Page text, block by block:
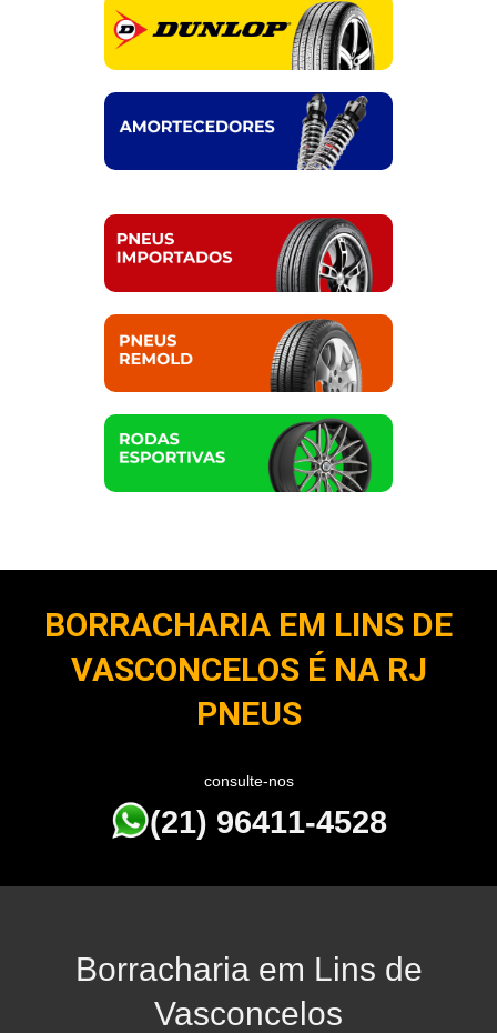
BORRACHARIA EM LINS DE
VASCONCELOS É NA RJ
PNEUS
consulte-nos
(21) 96411-4528
Borracharia em Lins de
Vasconcelos